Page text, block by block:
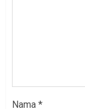
Nama *